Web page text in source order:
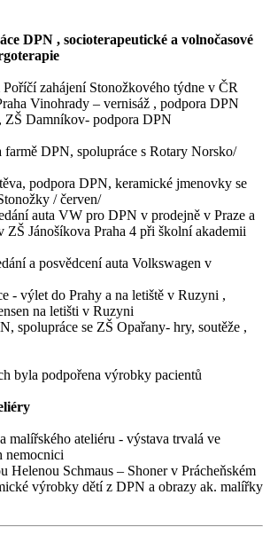
DPN , socioterapeutické a volnočasové
zahájení Stonožkového týdne v ČR
Vinohrady – vernisáž , podpora DPN
Damníkov- podpora DPN
farmě DPN, spolupráce s Rotary Norsko/
podpora DPN, keramické jmenovky se
/ červen/
auta VW pro DPN v prodejně v Praze a
ZŠ Jánošíkova Praha 4 při školní akademii
a posvědcení auta Volkswagen v
- výlet do Prahy a na letiště v Ruzyni ,
na letišti v Ruzyni
spolupráce se ZŠ Opařany- hry, soutěže ,
byla podpořena výrobky pacientů
malířského ateliéru - výstava trvalá ve
nemocnici
Helenou Schmaus – Shoner v Prácheňském
výrobky dětí z DPN a obrazy ak. malířky